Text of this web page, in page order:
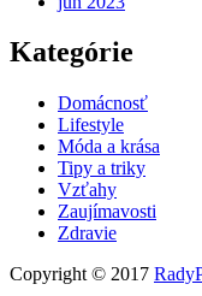
Kategórie
Domácnosť
Lifestyle
Móda a krása
Tipy a triky
Vzťahy
Zaujímavosti
Zdravie
Copyright © 2017